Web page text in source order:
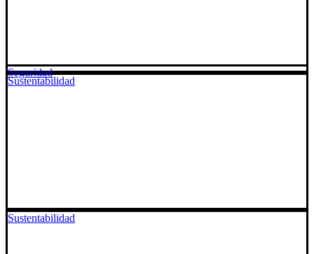
Sustentabilidad
Sustentabilidad
Seguridad